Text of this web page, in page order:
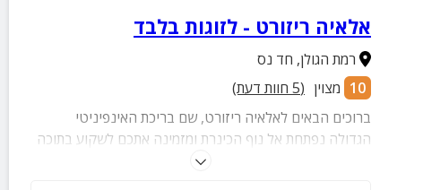
אלאיה ריזורט - לזוגות בלבד
רמת הגולן, חד נס
10 מצוין (
5 חוות דעת)
ברוכים הבאים לאלאיה ריזורט, שם בריכת האינפיניטי
הגדולה נפתחת אל נוף הכינרת ומזמינה אתכם לשקוע בתוכה
שעות. מיטות שיזוף, שמשיות, מדשאות ירוקות ומרחב ענק